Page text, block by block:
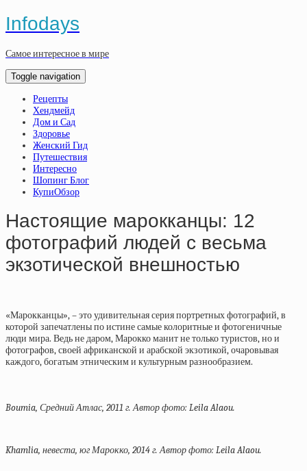
Infodays
Самое интересное в мире
Toggle navigation
Рецепты
Хендмейд
Дом и Сад
Здоровье
Женский Гид
Путешествия
Интересно
Шопинг Блог
КупиОбзор
Настоящие марокканцы: 12
фотографий людей с весьма
экзотической внешностью
«Марокканцы», – это удивительная серия портретных фотографий, в
которой запечатлены по истине самые колоритные и фотогеничные
люди мира. Ведь не даром, Марокко манит не только туристов, но и
фотографов, своей африканской и арабской экзотикой, очаровывая
каждого, богатым этническим и культурным разнообразием.
Boumia, Средний Атлас, 2011 г. Автор фото: Leila Alaou.
Khamlia, невеста, юг Марокко, 2014 г. Автор фото: Leila Alaou.